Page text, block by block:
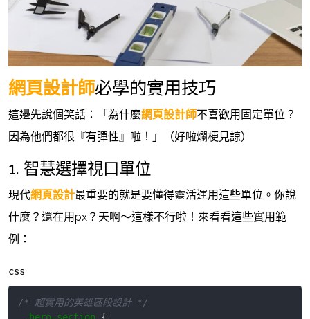
網頁設計師必學的實用技巧
這邊先說個笑話：「為什麼網頁設計師不喜歡用固定單位？
因為他們都很『有彈性』啦！」（好啦爛梗見諒）
1. 智慧選擇視口單位
現代網頁設計最重要的就是要懂得靈活運用這些單位。你說
什麼？還在用px？天啊～這樣不行啦！來看看這些實用範
例：
css
/* 超實用的英雄區段設計 */